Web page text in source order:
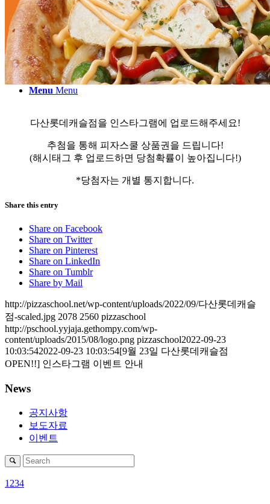
CS CENTER
Menu Menu
다산롯데캐슬점을 인스타그램에 업로드해주세요!
추첨을 통해 피자스쿨 상품권을 드립니다!
(해시태그 후 업로드하면 당첨확률이 높아집니다!)
*당첨자는 개별 통지합니다.
Share this entry
Share on Facebook
Share on Twitter
Share on Pinterest
Share on LinkedIn
Share on Tumblr
Share by Mail
http://pizzaschool.net/wp-content/uploads/2022/09/다산롯데캐슬
점-scaled.jpg 2078 2560 pizzaschool
http://pschool.yyjaja.gethompy.com/wp-
content/uploads/2015/08/logo.png pizzaschool2022-09-23
10:03:542022-09-23 10:03:54[9월 23일 다산롯데캐슬점
OPEN!!] 인스타그램 이벤트 안내
News
공지사항
보도자료
이벤트
1 234